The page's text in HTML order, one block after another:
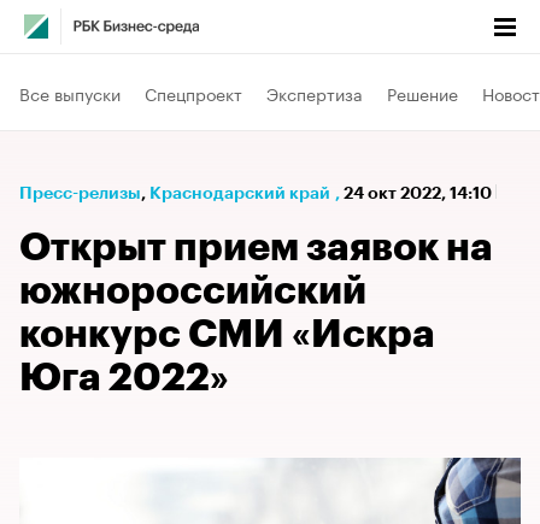
Все выпуски Спецпроект Экспертиза Решение
Пресс-релизы⁠, Краснодарский край , 24 окт 2022, 14:10
Открыт прием заявок на
южнороссийский
конкурс СМИ «Искра
Юга 2022»